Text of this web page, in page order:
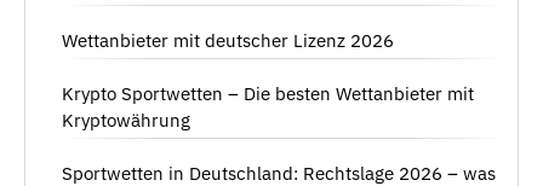
Wettanbieter mit deutscher Lizenz 2026
Krypto Sportwetten – Die besten Wettanbieter mit
Kryptowährung
Sportwetten in Deutschland: Rechtslage 2026 – was